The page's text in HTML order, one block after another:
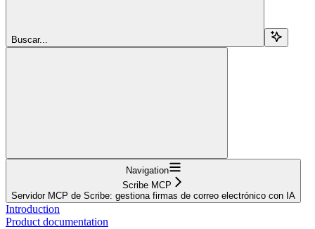
Buscar...
Navigation
Scribe MCP
Servidor MCP de Scribe: gestiona firmas de correo electrónico con IA
Introduction
Product documentation